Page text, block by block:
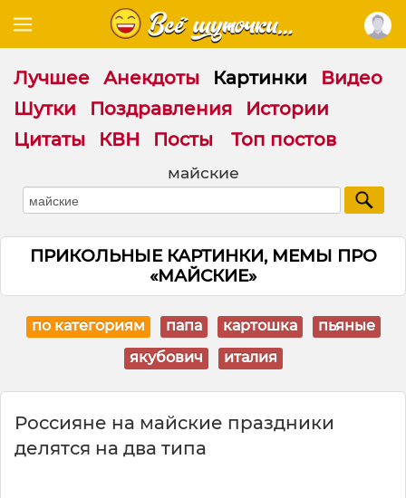
Лучшее Анекдоты Картинки
Видео
Шутки
Поздравления
Истории
Цитаты
КВН Посты Топ постов
майские
ПРИКОЛЬНЫЕ КАРТИНКИ, МЕМЫ ПРО
«МАЙСКИЕ»
по категориям папа картошка
пьяные
якубович
италия
Россияне на майские праздники
делятся на два типа